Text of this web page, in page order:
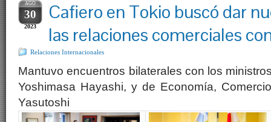
AGO
30
2023
Cafiero en Tokio buscó dar
las relaciones comerciales
Relaciones Internacionales
Mantuvo encuentros bilaterales con los
Yoshimasa Hayashi, y de Economía,
Yasutoshi